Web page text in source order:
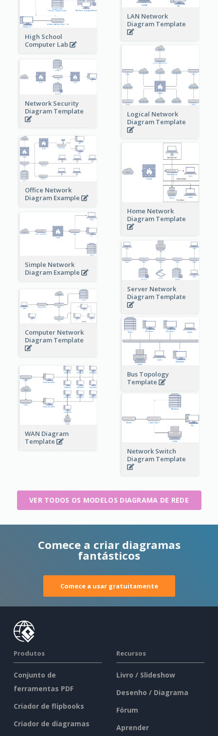
High School
Computer Lab
LAN Network
Diagram Template
Logical Network
Diagram Template
Network Security
Diagram Template
Office Network
Diagram Example
Home Network
Diagram Template
Simple Network
Diagram Example
Server Network
Diagram Template
Computer Network
Diagram Template
Bus Topology
Template
WAN Diagram
Template
Network Switch
Diagram Template
VER TODOS OS MODELOS DIAGRAMA DE REDE
Comece a criar diagramas
fantásticos
Comece a usar gratuitamente
Produtos
Conjunto de
ferramentas PDF
Criador de flipbooks
Criador de diagramas
Recursos
Livro / Slideshow
Desenho / Diagrama
Fórum
Aprender